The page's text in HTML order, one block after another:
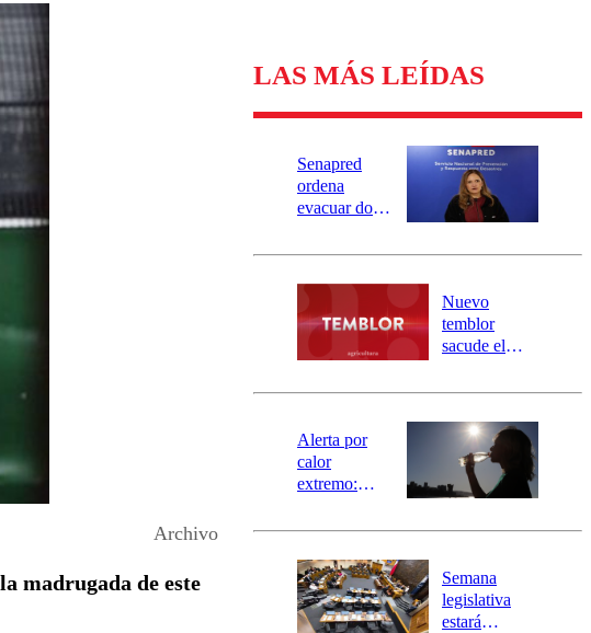
Archivo
madrugada de este
LAS MÁS LEÍDAS
Senapred
ordena
evacuar dos
Carahue por
río Damas:
activa
mensajería
SAE
Nuevo
temblor
sacude el
revisa la
epicentro
Alerta por
calor
extremo:
activa Alerta
Preventiva en
tres comunas
Semana
legislativa
estará